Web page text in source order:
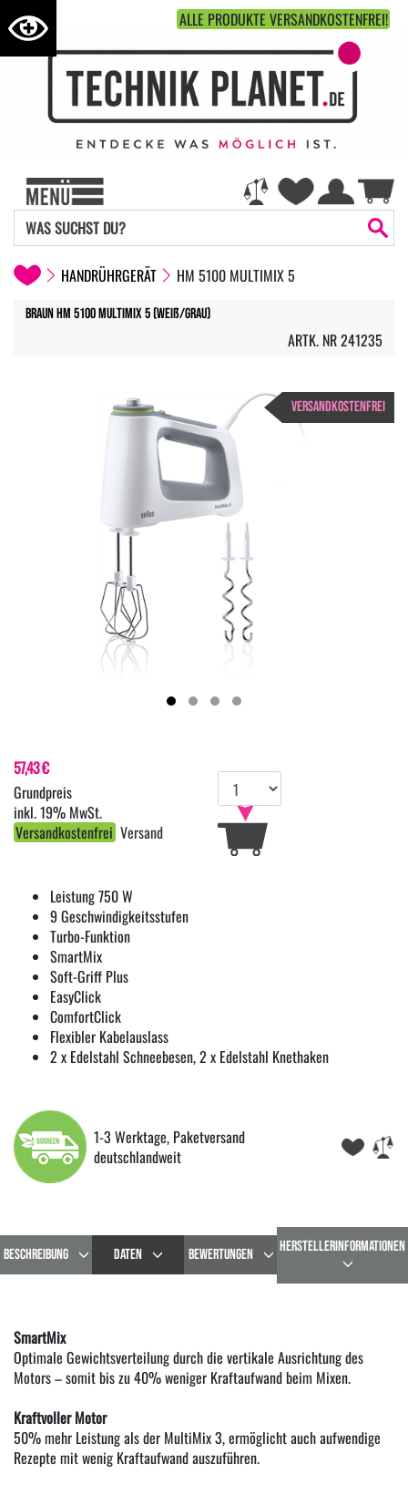
ALLE PRODUKTE VERSANDKOSTENFREI!
HANDRÜHRGERÄT HM 5100 MULTIMIX 5
Braun HM 5100 MultiMix 5 (weiß/grau)
ARTK. NR 241235
VERSANDKOSTENFREI
Leistung 750 W
9 Geschwindigkeitsstufen
Turbo-Funktion
SmartMix
Soft-Griff Plus
EasyClick
ComfortClick
Flexibler Kabelauslass
2 x Edelstahl Schneebesen, 2 x Edelstahl Knethaken
1-3 Werktage, Paketversand
deutschlandweit
57,43 €
inkl. 19% MwSt.
Versandkostenfrei Versand
BESCHREIBUNG DATEN BEWERTUNGEN HERSTELLERINFORMATIONEN
SmartMix
Optimale Gewichtsverteilung durch die vertikale Ausrichtung des
Motors – somit bis zu 40% weniger Kraftaufwand beim Mixen.
Kraftvoller Motor
50% mehr Leistung als der MultiMix 3, ermöglicht auch aufwendige
Rezepte mit wenig Kraftaufwand auszuführen.